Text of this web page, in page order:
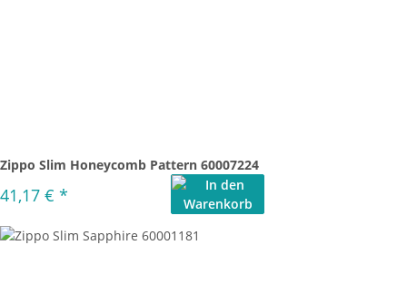
Zippo Slim Honeycomb Pattern 60007224
41,17 € *